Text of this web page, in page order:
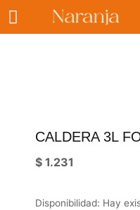
CALDERA 3L
$ 1.231
Disponibilidad: Hay
Caldera